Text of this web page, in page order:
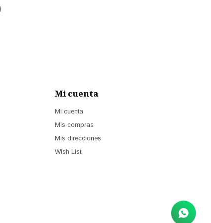
Mi cuenta
Mi cuenta
Mis compras
Mis direcciones
Wish List